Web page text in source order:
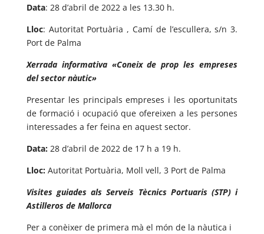
Data: 28 d’abril de 2022 a les 13.30 h.
Lloc: Autoritat Portuària , Camí de l’escullera, s/n 3.
Port de Palma
Xerrada informativa «Coneix de prop les empreses
del sector nàutic»
Presentar les principals empreses i les oportunitats
de formació i ocupació que ofereixen a les persones
interessades a fer feina en aquest sector.
Data:28 d’abril de 2022 de 17 h a 19 h.
Lloc:Autoritat Portuària, Moll vell, 3 Port de Palma
Visites guiades als Serveis Tècnics Portuaris (STP) i
Astilleros de Mallorca
Per a conèixer de primera mà el món de la nàutica i